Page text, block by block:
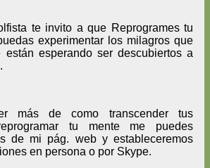
te invito a que Reprogrames tu
experimentar los milagros que
esperando ser descubiertos a
más de como transcender tus
tu mente me puedes
de mi pág. web y estableceremos
en persona o por Skype.